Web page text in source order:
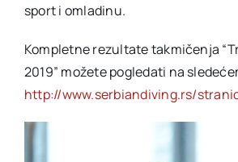
sport i omladinu.
Kompletne rezultate takmičenja
2019” možete pogledati na
http://www.serbiandiving.rs/